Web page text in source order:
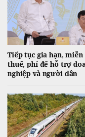
Tiếp tục gia hạn, miễn
thuế, phí để hỗ trợ
nghiệp và người dân